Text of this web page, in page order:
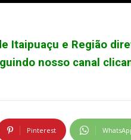
Itaipuaçu e Região
nosso canal
Pinterest